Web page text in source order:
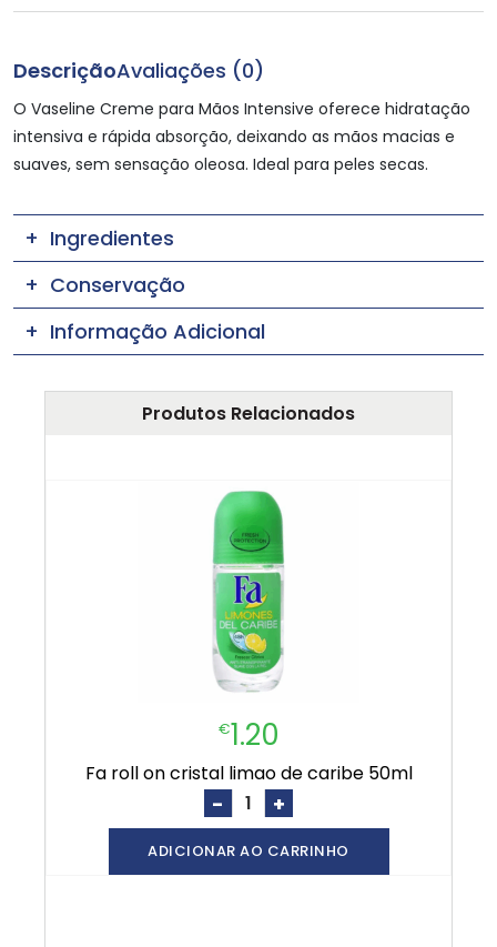
DescriçãoAvaliações (0)
O Vaseline Creme para Mãos Intensive oferece hidratação
intensiva e rápida absorção, deixando as mãos macias e
suaves, sem sensação oleosa. Ideal para peles secas.
Ingredientes
Conservação
Informação Adicional
Produtos Relacionados
€1.20
fa roll on cristal limao de caribe 50ml
- +
ADICIONAR AO CARRINHO